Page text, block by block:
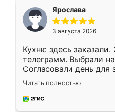
Ярослава
3 августа 2026
Кухню здесь
телеграмм. Выбрали
Согласовали день для
недели кухня была уже
довольны работой.
мебель за
Читать полностью